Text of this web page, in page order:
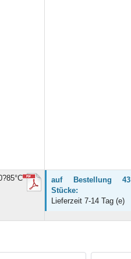
auf Bestellung 43
Stücke:
Lieferzeit 7-14 Tag (e)